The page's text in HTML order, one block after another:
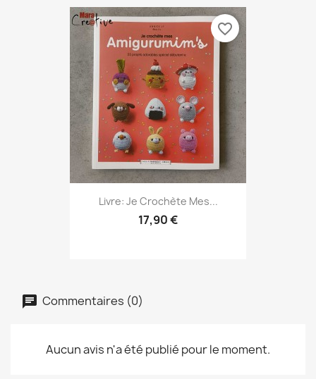
Livre: Je Crochète Mes...
17,90 €
favorite_border
Commentaires (0)
Aucun avis n'a été publié pour le moment.